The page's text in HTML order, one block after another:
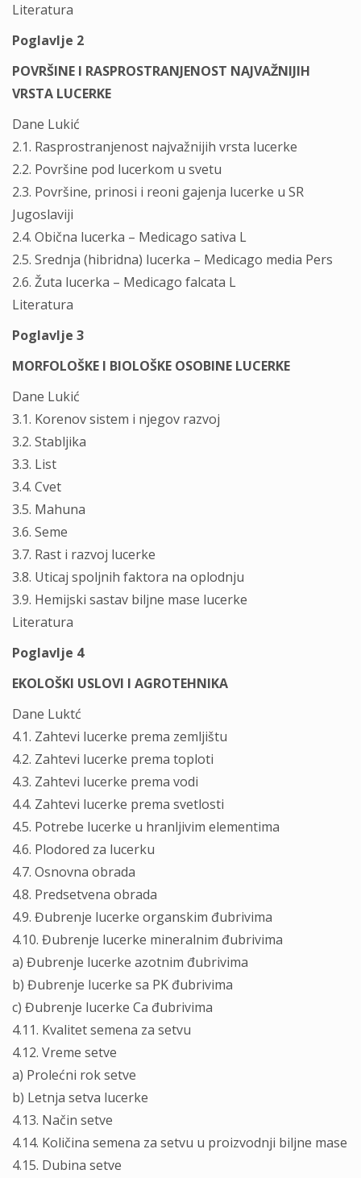
Literatura
Poglavlje 2
POVRŠINE I RASPROSTRANJENOST NAJVAŽNIJIH
VRSTA LUCERKE
Dane Lukić
2.1. Rasprostranjenost najvažnijih vrsta lucerke
2.2. Površine pod lucerkom u svetu
2.3. Površine, prinosi i reoni gajenja lucerke u SR
Jugoslaviji
2.4. Obična lucerka – Medicago sativa L
2.5. Srednja (hibridna) lucerka – Medicago media Pers
2.6. Žuta lucerka – Medicago falcata L
Literatura
Poglavlje 3
MORFOLOŠKE I BIOLOŠKE OSOBINE LUCERKE
Dane Lukić
3.1. Korenov sistem i njegov razvoj
3.2. Stabljika
3.3. List
3.4. Cvet
3.5. Mahuna
3.6. Seme
3.7. Rast i razvoj lucerke
3.8. Uticaj spoljnih faktora na oplodnju
3.9. Hemijski sastav biljne mase lucerke
Literatura
Poglavlje 4
EKOLOŠKI USLOVI I AGROTEHNIKA
Dane Luktć
4.1. Zahtevi lucerke prema zemljištu
4.2. Zahtevi lucerke prema toploti
4.3. Zahtevi lucerke prema vodi
4.4. Zahtevi lucerke prema svetlosti
4.5. Potrebe lucerke u hranljivim elementima
4.6. Plodored za lucerku
4.7. Osnovna obrada
4.8. Predsetvena obrada
4.9. Đubrenje lucerke organskim đubrivima
4.10. Đubrenje lucerke mineralnim đubrivima
a) Đubrenje lucerke azotnim đubrivima
b) Đubrenje lucerke sa PK đubrivima
c) Đubrenje lucerke Ca đubrivima
4.11. Kvalitet semena za setvu
4.12. Vreme setve
a) Prolećni rok setve
b) Letnja setva lucerke
4.13. Način setve
4.14. Količina semena za setvu u proizvodnji biljne mase
4.15. Dubina setve